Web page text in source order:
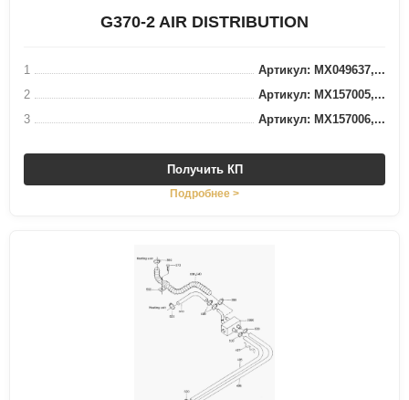
G370-2 AIR DISTRIBUTION
1
Артикул: MX049637,...
2
Артикул: MX157005,...
3
Артикул: MX157006,...
Получить КП
Подробнее >